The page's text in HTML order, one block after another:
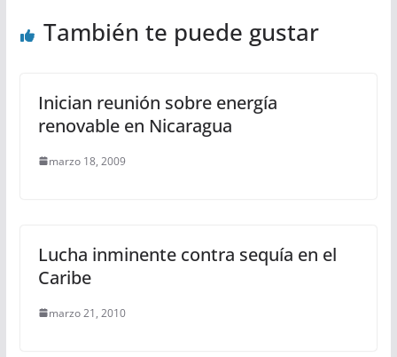
También te puede gustar
Inician reunión sobre energía
renovable en Nicaragua
marzo 18, 2009
Lucha inminente contra sequía en el
Caribe
marzo 21, 2010